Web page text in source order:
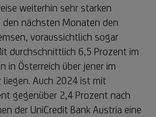
weiterhin sehr starken
den nächsten Monaten den
voraussichtlich sogar
durchschnittlich 6,5 Prozent im
in Österreich über jener im
liegen. Auch 2024 ist mit
gegenüber 2,4 Prozent nach
der UniCredit Bank Austria eine